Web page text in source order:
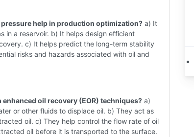
help in production optimization? a) It
in a reservoir. b) It helps design efficient
c) It helps predict the long-term stability
risks and hazards associated with oil and
oil recovery (EOR) techniques? a)
or other fluids to displace oil. b) They act as
oil. c) They help control the flow rate of oil
oil before it is transported to the surface.